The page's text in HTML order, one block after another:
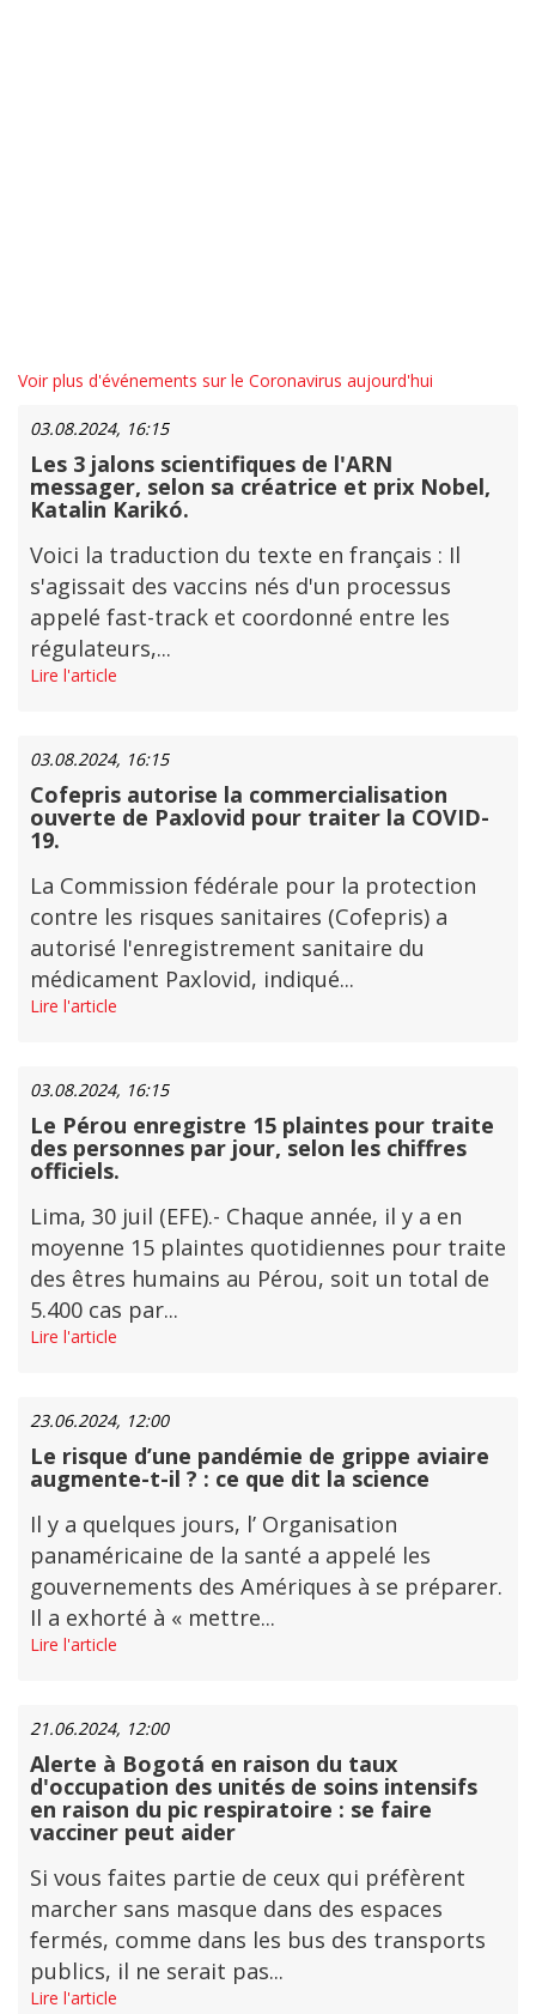
Voir plus d'événements sur le Coronavirus aujourd'hui
03.08.2024, 16:15
Les 3 jalons scientifiques de l'ARN
messager, selon sa créatrice et prix Nobel,
Katalin Karikó.
Voici la traduction du texte en français : Il
s'agissait des vaccins nés d'un processus
appelé fast-track et coordonné entre les
régulateurs,...
Lire l'article
03.08.2024, 16:15
Cofepris autorise la commercialisation
ouverte de Paxlovid pour traiter la COVID-
19.
La Commission fédérale pour la protection
contre les risques sanitaires (Cofepris) a
autorisé l'enregistrement sanitaire du
médicament Paxlovid, indiqué...
Lire l'article
03.08.2024, 16:15
Le Pérou enregistre 15 plaintes pour traite
des personnes par jour, selon les chiffres
officiels.
Lima, 30 juil (EFE).- Chaque année, il y a en
moyenne 15 plaintes quotidiennes pour traite
des êtres humains au Pérou, soit un total de
5.400 cas par...
Lire l'article
23.06.2024, 12:00
Le risque d’une pandémie de grippe aviaire
augmente-t-il ? : ce que dit la science
Il y a quelques jours, l’ Organisation
panaméricaine de la santé a appelé les
gouvernements des Amériques à se préparer.
Il a exhorté à « mettre...
Lire l'article
21.06.2024, 12:00
Alerte à Bogotá en raison du taux
d'occupation des unités de soins intensifs
en raison du pic respiratoire : se faire
vacciner peut aider
Si vous faites partie de ceux qui préfèrent
marcher sans masque dans des espaces
fermés, comme dans les bus des transports
publics, il ne serait pas...
Lire l'article